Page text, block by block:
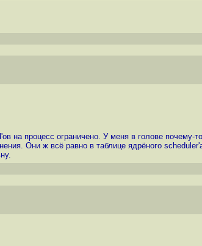
на процесс ограничено. У меня в голове
Они ж всё равно в таблице ядрёного